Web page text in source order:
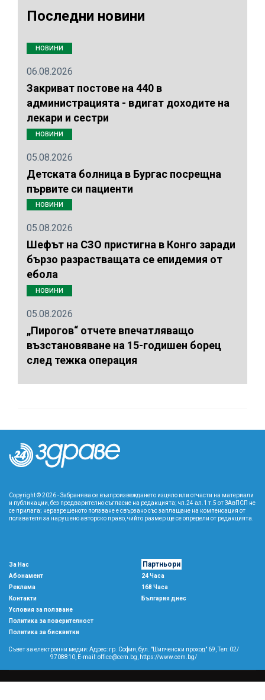
Последни новини
НОВИНИ
06.08.2026
Закриват постове на 440 в
администрацията - вдигат доходите на
лекари и сестри
НОВИНИ
05.08.2026
Детската болница в Бургас посрещна
първите си пациенти
НОВИНИ
05.08.2026
Шефът на СЗО пристигна в Конго заради
бързо разрастващата се епидемия от
ебола
НОВИНИ
05.08.2026
„Пирогов“ отчете впечатляващо
възстановяване на 15-годишен борец
след тежка операция
Copyright © 2026 - Забранява се възпроизвеждането изцяло или отчасти на материали
и публикации, без предварително съгласие на редакцията; чл.24 ал.1 т.5 от ЗАвПСП не
се прилага; неразрешеното ползване е свързано със заплащане на компенсация от
ползвателя за нарушено авторско право, чийто размер ще се определи от редакцията.
За Нас
Абонамент
Реклама
Контакти
Условия за ползване
Политика за поверителност
Политика за бисквитки
Партньори
24 Часа
168 Часа
България днес
Съвет за електронни медии: Адрес: гр. София, бул. "Шипченски проход" 69, Тел: 02/
9708810, E-mail:office@cem.bg https://www.cem.bg/